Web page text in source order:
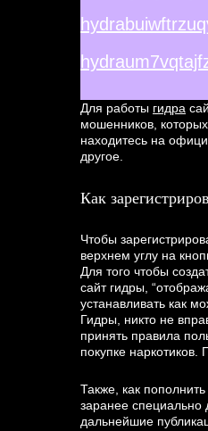
Для работы гидра
мошенников,
находитесь на
другое.
Как
Чтобы
верхнем углу на
Для того чтобы
сайт гидры,
устанавливать как
Гидры, никто не
принять правила
покупке
Также, как
заранее специально
дальнейшие